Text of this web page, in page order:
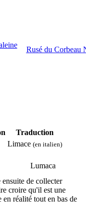
Rusé du Corbeau
Traduction
Limace (en italien)
Lumaca
de collecter
croire qu'il est une
en réalité tout en bas de